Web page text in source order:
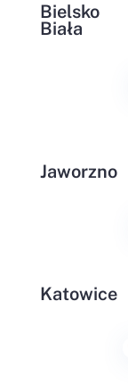
Bielsko
Biała
Jaworzno
Katowice